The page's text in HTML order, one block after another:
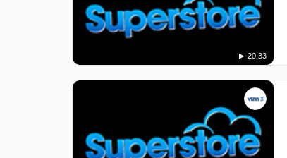
20:33